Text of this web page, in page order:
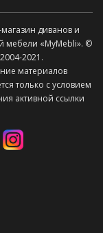
диванов и
мебели «MyMebli». ©
2021.
материалов
только с условием
активной ссылки